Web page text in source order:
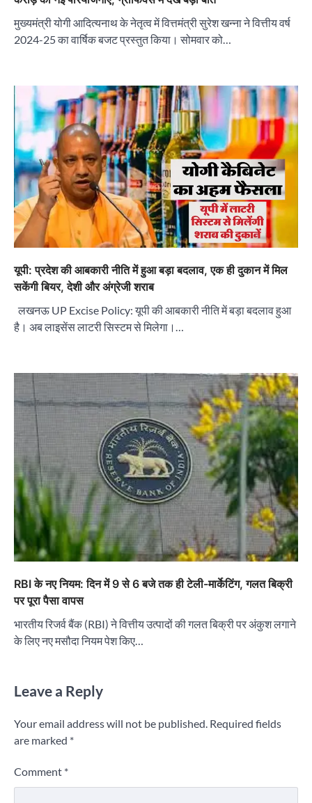
मुख्यमंत्री योगी आदित्यनाथ के नेतृत्व में वित्तमंत्री सुरेश खन्ना ने वित्तीय वर्ष
2024-25 का वार्षिक बजट प्रस्तुत किया। सोमवार को…
यूपी: प्रदेश की आबकारी नीति में हुआ बड़ा बदलाव, एक ही दुकान में मिल
सकेंगी बियर, देशी और अंग्रेजी शराब
लखनऊ UP Excise Policy: यूपी की आबकारी नीति में बड़ा बदलाव हुआ
है। अब लाइसेंस लाटरी सिस्टम से मिलेगा।…
RBI के नए नियम: दिन में 9 से 6 बजे तक ही टेली-मार्केटिंग, गलत बिक्री
पर पूरा पैसा वापस
भारतीय रिजर्व बैंक (RBI) ने वित्तीय उत्पादों की गलत बिक्री पर अंकुश लगाने
के लिए नए मसौदा नियम पेश किए…
Leave a Reply
Your email address will not be published. Required fields
are marked *
Comment *